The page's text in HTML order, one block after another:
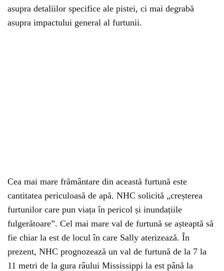
asupra detaliilor specifice ale pistei, ci mai degrabă
asupra impactului general al furtunii.
Cea mai mare frământare din această furtună este
cantitatea periculoasă de apă. NHC solicită „creșterea
furtunilor care pun viața în pericol și inundațiile
fulgerătoare”. Cel mai mare val de furtună se așteaptă să
fie chiar la est de locul în care Sally aterizează. În
prezent, NHC prognozează un val de furtună de la 7 la
11 metri de la gura râului Mississippi la est până la